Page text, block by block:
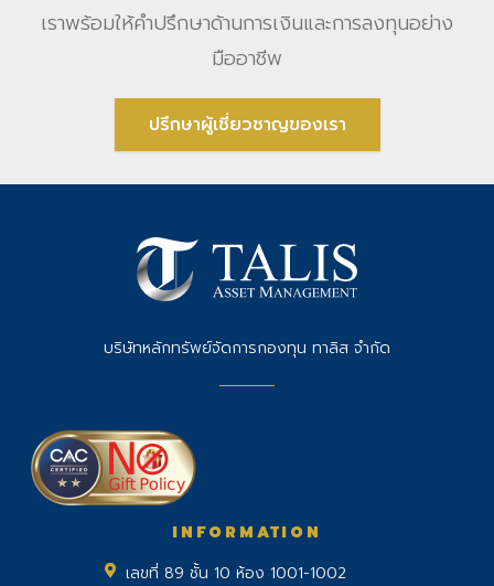
เราพร้อมให้คําปรึกษาด้านการเงินและการลงทุนอย่าง
มืออาชีพ
ปรึกษาผู้เชี่ยวชาญของเรา
บริษัทหลักทรัพย์จัดการกองทุน ทาลิส จำกัด
INFORMATION
เลขที่ 89 ชั้น 10 ห้อง 1001-1002